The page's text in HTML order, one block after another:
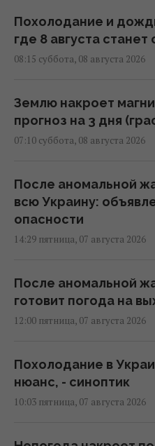
Похолодание и
где 8 августа
08:15 суббота, 08 августа 2026
Землю накроет
прогноз на 3 дня
07:10 суббота, 08 августа 2026
После аномальной
всю Украину:
опасности
14:29 пятница, 07 августа 2026
После аномальной
готовит погода на
12:00 пятница, 07 августа 2026
Похолодание в
нюанс, - синоптик
10:03 пятница, 07 августа 2026